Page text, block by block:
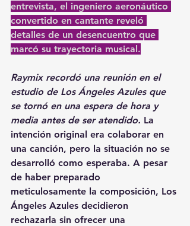
entrevista, el ingeniero aeronáutico
convertido en cantante reveló
detalles de un desencuentro que
marcó su trayectoria musical.
Raymix recordó una reunión en el
estudio de Los Ángeles Azules que
se tornó en una espera de hora y
media antes de ser atendido. La
intención original era colaborar en
una canción, pero la situación no se
desarrolló como esperaba. A pesar
de haber preparado
meticulosamente la composición, Los
Ángeles Azules decidieron
rechazarla sin ofrecer una